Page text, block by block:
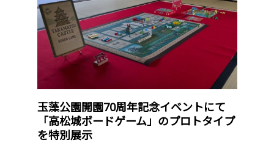
玉藻公園開園70周年記念イベントにて
「高松城ボードゲーム」のプロトタイプ
を特別展示